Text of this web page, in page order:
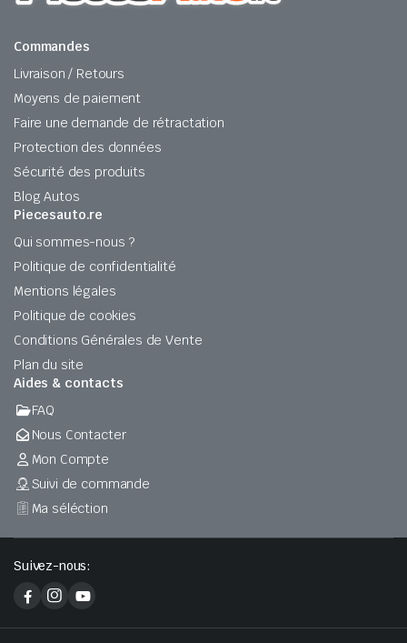
Commandes
Livraison / Retours
Moyens de paiement
Faire une demande de rétractation
Protection des données
Sécurité des produits
Blog Autos
Piecesauto.re
Qui sommes-nous ?
Politique de confidentialité
Mentions légales
Politique de cookies
Conditions Générales de Vente
Plan du site
Aides & contacts
FAQ
Nous Contacter
Mon Compte
Suivi de commande
Ma séléction
Suivez-nous: